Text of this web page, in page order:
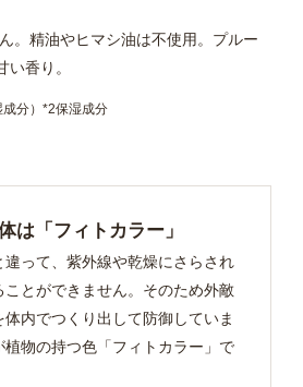
。精油やヒマシ油は不使用。 プルー
い香り。
分）*2保湿成分
は「フィトカラー」
って、紫外線や乾燥にさらされ
ことができません。そのため外敵
内でつくり出して防御していま
物の持つ色「フィトカラー」で